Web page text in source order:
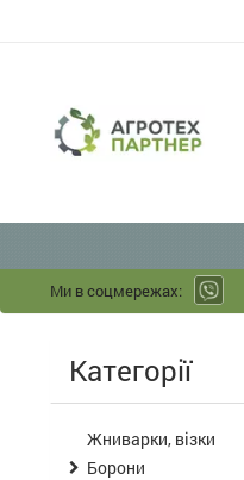
Ми в соцмережах:
Категорії
Жниварки, візки
Борони